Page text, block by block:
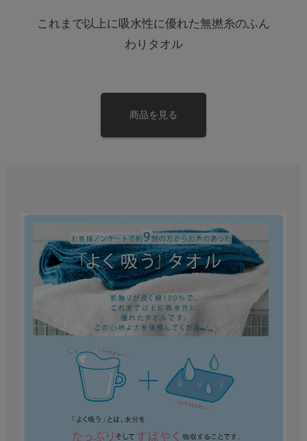
これまで以上に吸水性に優れた無撚糸のふん
わりタオル
商品を見る